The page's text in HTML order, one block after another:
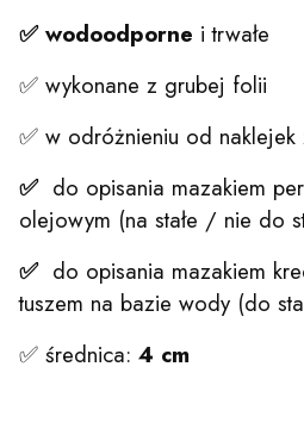
✅ wodoodporne i trwałe
✅ wykonane z grubej folii
✅ w odróżnieniu od naklejek
✅ do opisania mazakiem
olejowym (na stałe / nie do
✅ do opisania mazakiem
tuszem na bazie wody (do
✅ średnica: 4 cm